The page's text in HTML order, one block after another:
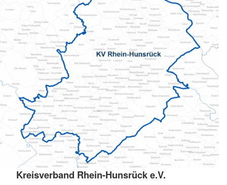
Kreisverband Rhein-Hunsrück e.V.